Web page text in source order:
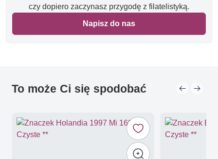
czy dopiero zaczynasz przygodę z filatelistyką.
Napisz do nas
To może Ci się spodobać